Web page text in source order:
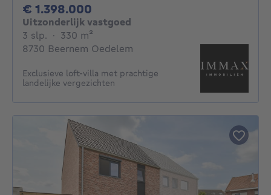
€ 1.398.000
Uitzonderlijk vastgoed
3 slp. 3 slaapkamers
· 330 m²
8730 Beernem Oedelem
Exclusieve loft-villa met prachtige
landelijke vergezichten